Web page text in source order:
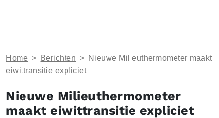
Home > Berichten >
Nieuwe Milieuthermometer maakt
eiwittransitie expliciet
Nieuwe Milieuthermometer
maakt eiwittransitie expliciet